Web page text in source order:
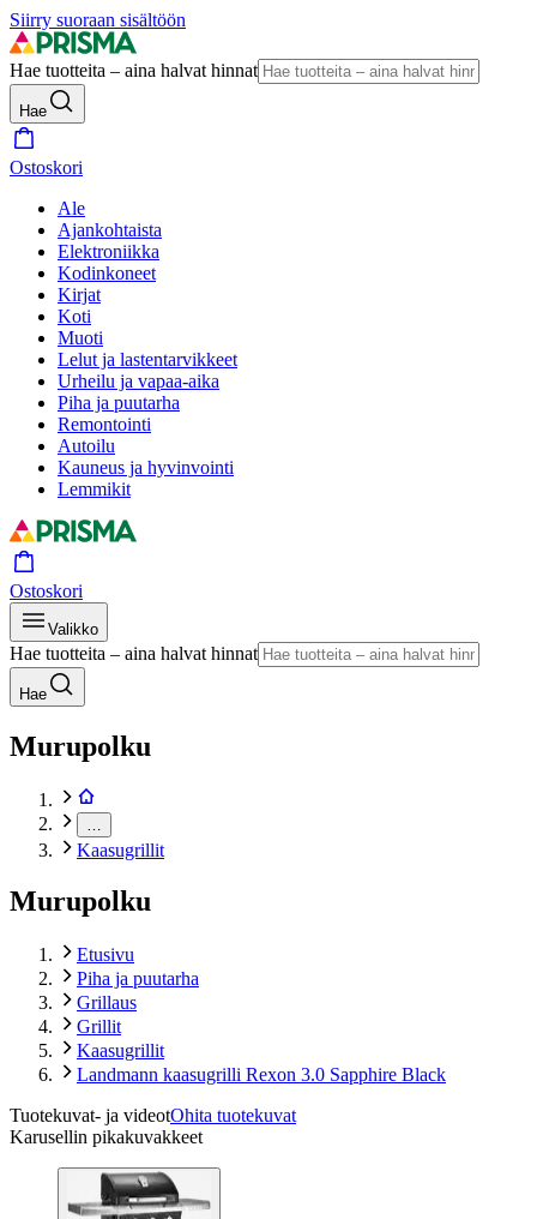
Siirry suoraan sisältöön
Hae tuotteita – aina halvat hinnat
Hae
Ostoskori
Ale
Ajankohtaista
Elektroniikka
Kodinkoneet
Kirjat
Koti
Muoti
Lelut ja lastentarvikkeet
Urheilu ja vapaa-aika
Piha ja puutarha
Remontointi
Autoilu
Kauneus ja hyvinvointi
Lemmikit
Ostoskori
Valikko
Hae tuotteita – aina halvat hinnat
Hae
Murupolku
Kaasugrillit
Murupolku
Etusivu
Piha ja puutarha
Grillaus
Grillit
Kaasugrillit
Landmann kaasugrilli Rexon 3.0 Sapphire Black
Tuotekuvat- ja videotOhita tuotekuvat
Karusellin pikakuvakkeet